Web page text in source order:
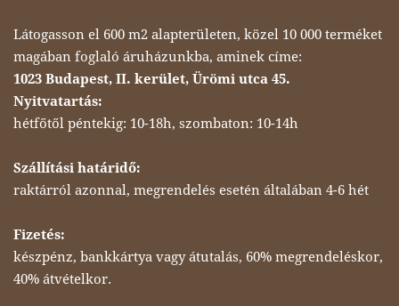
Látogasson el 600 m2 alapterületen, közel 10 000 terméket
magában foglaló áruházunkba, aminek címe:
1023 Budapest, II. kerület, Ürömi utca 45.
Nyitvatartás:
hétfőtől péntekig: 10-18h, szombaton: 10-14h
Szállítási határidő:
raktárról azonnal, megrendelés esetén általában 4-6 hét
Fizetés:
készpénz, bankkártya vagy átutalás, 60% megrendeléskor,
40% átvételkor.